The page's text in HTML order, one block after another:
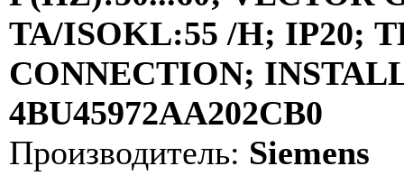
TA/ISOKL:55 /H;
CONNECTION;
4BU45972AA202CB0
Производитель: Siemens